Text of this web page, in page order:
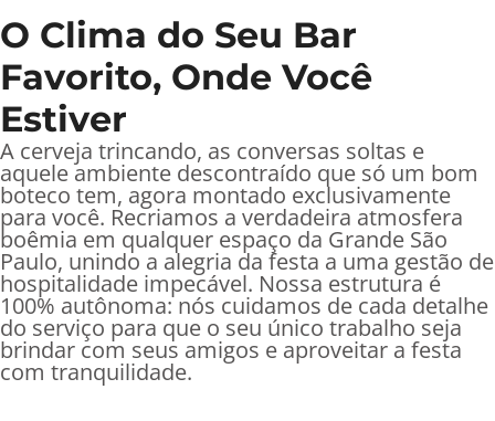
O Clima do Seu Bar
Favorito, Onde Você
Estiver
A cerveja trincando, as conversas soltas e
aquele ambiente descontraído que só um bom
boteco tem, agora montado exclusivamente
para você. Recriamos a verdadeira atmosfera
boêmia em qualquer espaço da Grande São
Paulo, unindo a alegria da festa a uma gestão de
hospitalidade impecável. Nossa estrutura é
100% autônoma: nós cuidamos de cada detalhe
do serviço para que o seu único trabalho seja
brindar com seus amigos e aproveitar a festa
com tranquilidade.